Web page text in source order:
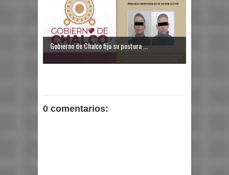
Gobierno de Chalco fija su postura ...
0 comentarios: